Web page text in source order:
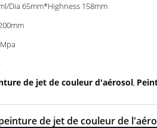
Dia 65mm*Highness 158mm
de jet de couleur d'aérosol,
de jet de couleur de